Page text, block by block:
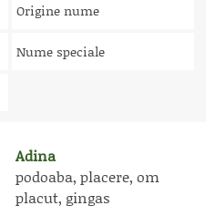
Origine nume
Nume speciale
Adina
podoaba, placere, om
placut, gingas